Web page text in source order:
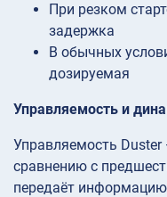
При резком
задержка
В обычных
дозируемая
Управляемость и
Управляемость
сравнению с
передаёт